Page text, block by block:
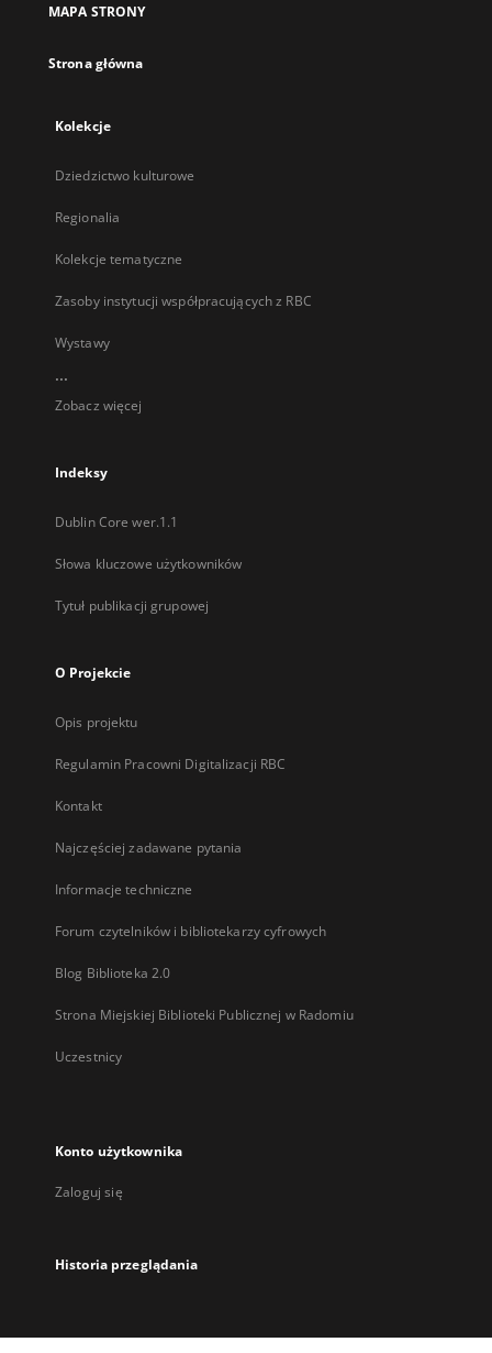
karcie
MAPA STRONY
Strona główna
Kolekcje
Dziedzictwo kulturowe
Regionalia
Kolekcje tematyczne
Zasoby instytucji współpracujących z RBC
Wystawy
...
Zobacz więcej
Indeksy
Dublin Core wer.1.1
Słowa kluczowe użytkowników
Tytuł publikacji grupowej
O Projekcie
Opis projektu
Regulamin Pracowni Digitalizacji RBC
Kontakt
Najczęściej zadawane pytania
Informacje techniczne
Forum czytelników i bibliotekarzy cyfrowych
Blog Biblioteka 2.0
Strona Miejskiej Biblioteki Publicznej w Radomiu
Uczestnicy
Konto użytkownika
Zaloguj się
Historia przeglądania